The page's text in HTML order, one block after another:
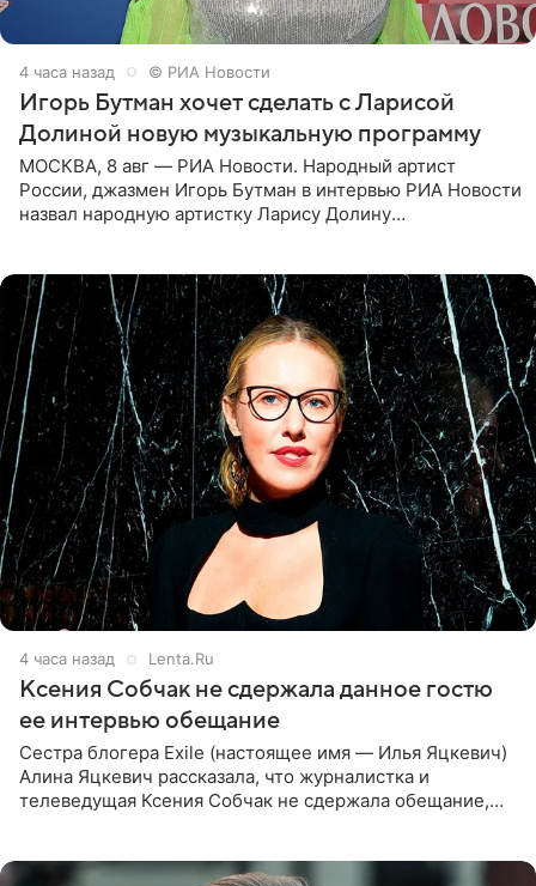
4 часа назад © РИА Новости
Игорь Бутман хочет сделать с Ларисой
Долиной новую музыкальную программу
МОСКВА, 8 авг — РИА Новости. Народный артист
России, джазмен Игорь Бутман в интервью РИА Новости
назвал народную артистку Ларису Долину
4 часа назад Lenta.Ru
Ксения Собчак не сдержала данное гостю
ее интервью обещание
Сестра блогера Exile (настоящее имя — Илья Яцкевич)
Алина Яцкевич рассказала, что журналистка и
телеведущая Ксения Собчак не сдержала обещание,